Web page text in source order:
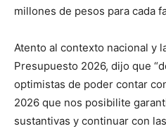
millones de pesos para cada
Atento al contexto nacional y
Presupuesto 2026, dijo que
optimistas de poder contar
2026 que nos posibilite
sustantivas y continuar con